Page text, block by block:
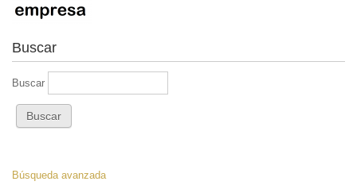
Buscar
Buscar
Búsqueda avanzada